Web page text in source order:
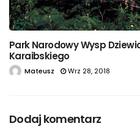
Park Narodowy Wysp
Karaibskiego
Mateusz Wrz 28, 2018
Dodaj komentarz